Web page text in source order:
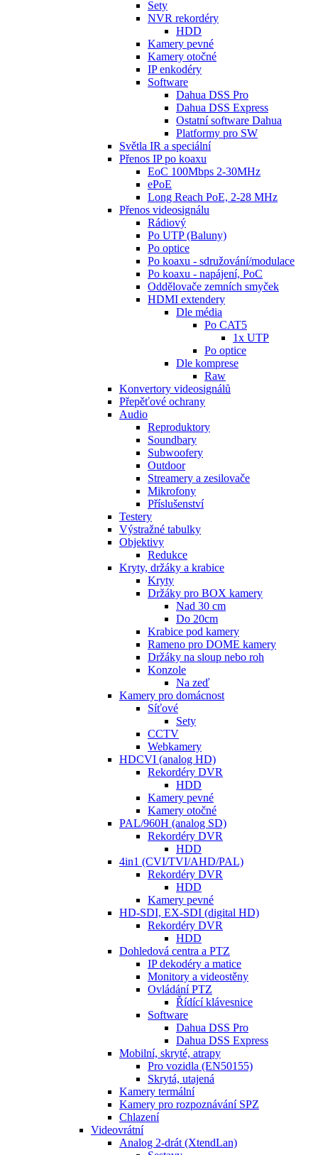
Sety
NVR rekordéry
HDD
Kamery pevné
Kamery otočné
IP enkodéry
Software
Dahua DSS Pro
Dahua DSS Express
Ostatní software Dahua
Platformy pro SW
Světla IR a speciální
Přenos IP po koaxu
EoC 100Mbps 2-30MHz
ePoE
Long Reach PoE, 2-28 MHz
Přenos videosignálu
Rádiový
Po UTP (Baluny)
Po optice
Po koaxu - sdružování/modulace
Po koaxu - napájení, PoC
Oddělovače zemních smyček
HDMI extendery
Dle média
Po CAT5
1x UTP
Po optice
Dle komprese
Raw
Konvertory videosignálů
Přepěťové ochrany
Audio
Reproduktory
Soundbary
Subwoofery
Outdoor
Streamery a zesilovače
Mikrofony
Příslušenství
Testery
Výstražné tabulky
Objektivy
Redukce
Kryty, držáky a krabice
Kryty
Držáky pro BOX kamery
Nad 30 cm
Do 20cm
Krabice pod kamery
Rameno pro DOME kamery
Držáky na sloup nebo roh
Konzole
Na zeď
Kamery pro domácnost
Síťové
Sety
CCTV
Webkamery
HDCVI (analog HD)
Rekordéry DVR
HDD
Kamery pevné
Kamery otočné
PAL/960H (analog SD)
Rekordéry DVR
HDD
4in1 (CVI/TVI/AHD/PAL)
Rekordéry DVR
HDD
Kamery pevné
HD-SDI, EX-SDI (digital HD)
Rekordéry DVR
HDD
Dohledová centra a PTZ
IP dekodéry a matice
Monitory a videostěny
Ovládání PTZ
Řídící klávesnice
Software
Dahua DSS Pro
Dahua DSS Express
Mobilní, skryté, atrapy
Pro vozidla (EN50155)
Skrytá, utajená
Kamery termální
Kamery pro rozpoznávání SPZ
Chlazení
Videovrátní
Analog 2-drát (XtendLan)